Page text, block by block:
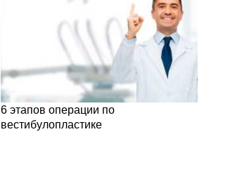
6 этапов операции по
вестибулопластике